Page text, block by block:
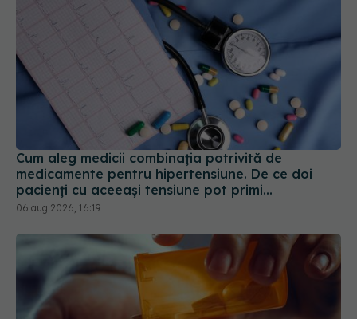
Cum aleg medicii combinația potrivită de
medicamente pentru hipertensiune. De ce doi
pacienți cu aceeași tensiune pot primi
tratamente diferite
06 aug 2026, 16:19